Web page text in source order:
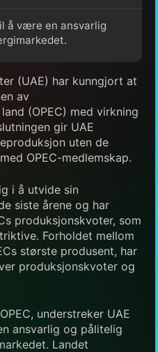
å være en ansvarlig
(UAE) har kunngjort at
av
(OPEC) med virkning
gir UAE
uten de
OPEC-medlemskap.
i å utvide sin
siste årene og har
produksjonskvoter, som
Forholdet mellom
største produsent, har
produksjonskvoter og
understreker UAE
ansvarlig og pålitelig
Landet